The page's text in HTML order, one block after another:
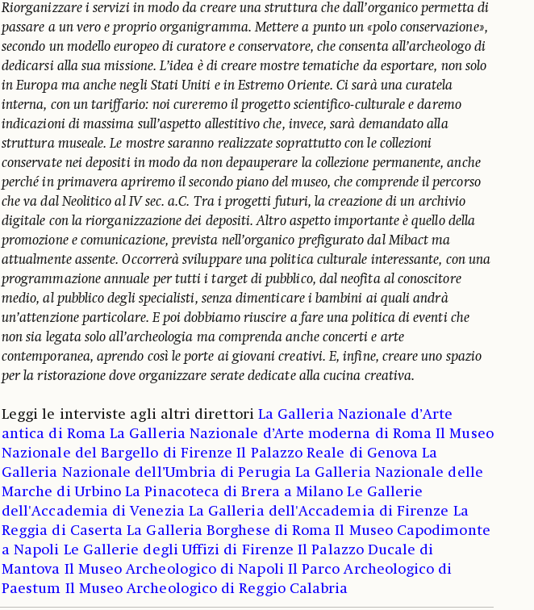
Riorganizzare i servizi in modo da creare una struttura che dall’organico permetta di
passare a un vero e proprio organigramma. Mettere a punto un «polo conservazione»,
secondo un modello europeo di curatore e conservatore, che consenta all’archeologo di
dedicarsi alla sua missione. L’idea è di creare mostre tematiche da esportare, non solo
in Europa ma anche negli Stati Uniti e in Estremo Oriente. Ci sarà una curatela
interna, con un tariffario: noi cureremo il progetto scientifico-culturale e daremo
indicazioni di massima sull’aspetto allestitivo che, invece, sarà demandato alla
struttura museale. Le mostre saranno realizzate soprattutto con le collezioni
conservate nei depositi in modo da non depauperare la collezione permanente, anche
perché in primavera apriremo il secondo piano del museo, che comprende il percorso
che va dal Neolitico al IV sec. a.C. Tra i progetti futuri, la creazione di un archivio
digitale con la riorganizzazione dei depositi. Altro aspetto importante è quello della
promozione e comunicazione, prevista nell’organico prefigurato dal Mibact ma
attualmente assente. Occorrerà sviluppare una politica culturale interessante, con una
programmazione annuale per tutti i target di pubblico, dal neofita al conoscitore
medio, al pubblico degli specialisti, senza dimenticare i bambini ai quali andrà
un’attenzione particolare. E poi dobbiamo riuscire a fare una politica di eventi che
non sia legata solo all’archeologia ma comprenda anche concerti e arte
contemporanea, aprendo così le porte ai giovani creativi. E, infine, creare uno spazio
per la ristorazione dove organizzare serate dedicate alla cucina creativa.
Leggi le interviste agli altri direttori La Galleria Nazionale d’Arte
antica di Roma La Galleria Nazionale d’Arte moderna di Roma Il Museo
Nazionale del Bargello di Firenze Il Palazzo Reale di Genova La
Galleria Nazionale dell’Umbria di Perugia La Galleria Nazionale delle
Marche di Urbino La Pinacoteca di Brera a Milano Le Gallerie
dell'Accademia di Venezia La Galleria dell'Accademia di Firenze La
Reggia di Caserta La Galleria Borghese di Roma Il Museo Capodimonte
a Napoli Le Gallerie degli Uffizi di Firenze Il Palazzo Ducale di
Mantova Il Museo Archeologico di Napoli Il Parco Archeologico di
Paestum Il Museo Archeologico di Reggio Calabria